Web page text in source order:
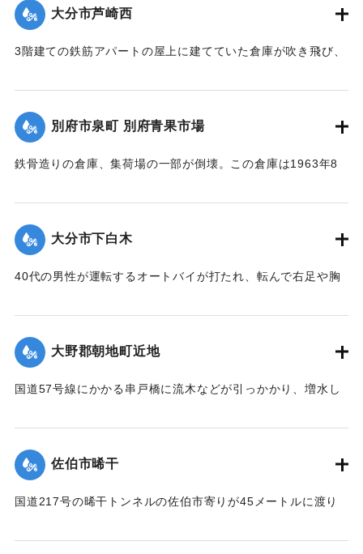
ため何度も桟橋にぶつかり、一部を壊し、さらに関西汽船別
そ1時間後に再接岸した。
【出典：大分合同新聞 1964年9月24日夕刊3面】
｜固有コード:00708024
大分市芦崎西
3階建ての鉄筋アパートの屋上に建てていた倉庫が吹き飛び、
った。
【出典：大分合同新聞 1964年9月25日朝刊9面】
｜固有コード:00708016
別府市泉町 別府青果市場
鉄骨造りの倉庫、集荷場の一部が倒壊。この倉庫は1963年8
｜固有コード:
大分市下白木
40代の男性が運転するオートバイが打たれ、転んで右足や胸
が、白木電停の前で道路に倒れ動けずに助けを求めていると
ころを発見したもの。
【出典：大分合同新聞 1964年9月25日朝刊9面】
大野郡朝地町近地
国道57号線にかかる串戸橋に流木などが引っかかり、増水し
で水が流れ込み、家族は地元消防団の協力で付近の民家に避
難した。
【出典：大分合同新聞 1964年9月25日朝刊9面】
佐伯市晞干
国道217号の晞干トンネルの佐伯市寄りが45メートルに渡り